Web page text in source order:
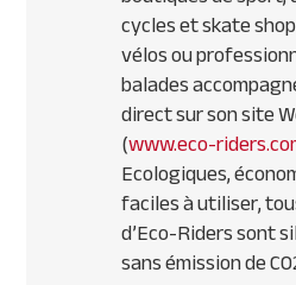
cycles et skate
vélos ou
balades
direct sur son site
(www.eco-
Ecologiques,
faciles à utiliser,
d’Eco-Riders sont
sans émission de